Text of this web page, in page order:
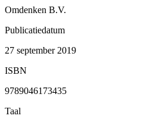
Omdenken B.V.
Publicatiedatum
27 september 2019
ISBN
9789046173435
Taal